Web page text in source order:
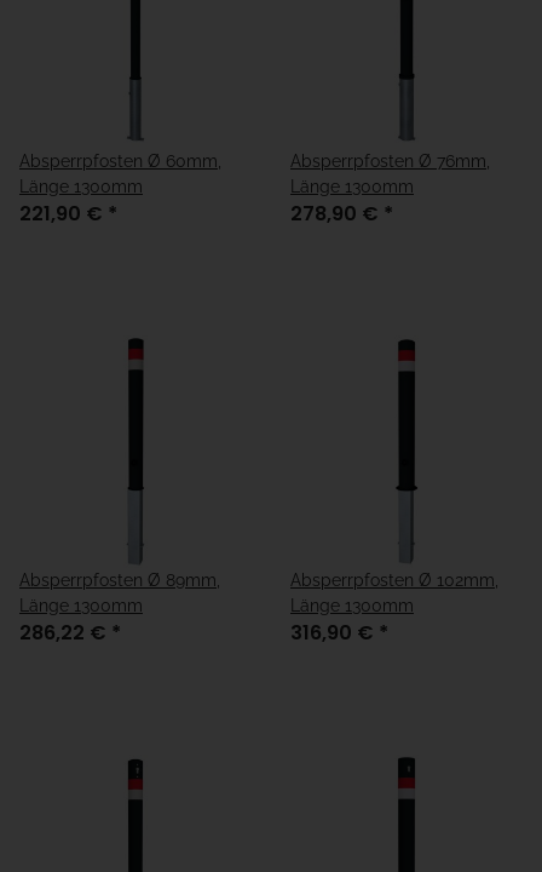
Absperrpfosten Ø 60mm,
Länge 1300mm
221,90 € *
Absperrpfosten Ø 76mm,
Länge 1300mm
278,90 € *
Absperrpfosten Ø 89mm,
Länge 1300mm
286,22 € *
Absperrpfosten Ø 102mm,
Länge 1300mm
316,90 € *